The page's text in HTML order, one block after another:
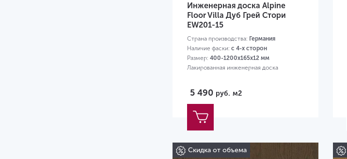
Инженерная доска Alpine
Floor Villa Дуб Грей Стори
EW201-15
Страна производства: Германия
Наличие фаски: с 4-х сторон
Размер: 400-1200х165х12 мм
Лакированная инженерная доска
5 490 руб. м2
Скидка от объема